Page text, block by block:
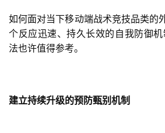
如何面对当下移动端战术竞技品类的
个反应迅速、持久长效的自我防御机
法也许值得参考。
建立持续升级的预防甄别机制